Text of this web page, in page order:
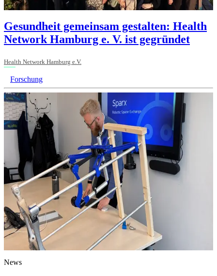
Gesundheit gemeinsam gestalten: Health
Network Hamburg e. V. ist gegründet
Health Network Hamburg e.V.
Forschung
News